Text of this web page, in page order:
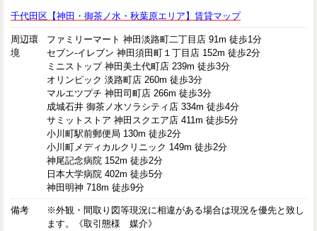
千代田区【神田・御茶ノ水・秋葉原エリア】賃貸マップ
周辺環
境
ファミリーマート 神田淡路町二丁目店 91m 徒歩1分
セブン-イレブン 神田須田町１丁目店 152m 徒歩2分
ミニストップ 神田美土代町店 239m 徒歩3分
オリンピック 淡路町店 260m 徒歩3分
マルエツプチ 神田司町店 266m 徒歩3分
成城石井 御茶ノ水ソラシティ店 334m 徒歩4分
サミットストア 神田スクエア店 411m 徒歩5分
小川町駅前郵便局 130m 徒歩2分
小川町メディカルクリニック 149m 徒歩2分
神尾記念病院 152m 徒歩2分
日本大学病院 402m 徒歩5分
神田明神 718m 徒歩9分
備考
※外観・間取り図等現況に相違がある場合は現況を優先と致し
ます。《取引態様 媒介》